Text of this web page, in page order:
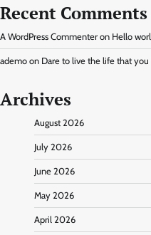
Recent Comments
A WordPress Commenter on Hello
ademo on Dare to live the life that you
Archives
August 2026
July 2026
June 2026
May 2026
April 2026